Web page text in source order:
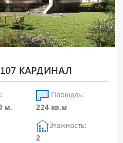
КАРДИНАЛ
м.
Площадь:
224 кв.м
Этажность:
2